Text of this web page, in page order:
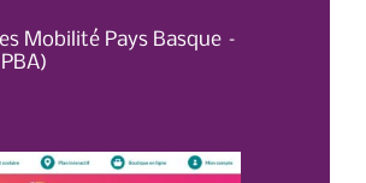
Mobilité Pays Basque –